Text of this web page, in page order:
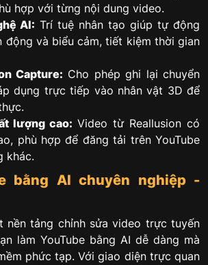
hợp với từng nội dung video.
AI: Trí tuệ nhân tạo giúp tự động
động và biểu cảm, tiết kiệm thời gian
Capture: Cho phép ghi lại chuyển
dụng trực tiếp vào nhân vật 3D để
lượng cao: Video từ Reallusion có
phù hợp để đăng tải trên YouTube
khác.
bằng AI chuyên nghiệp -
nền tảng chỉnh sửa video trực tuyến
làm YouTube bằng AI dễ dàng mà
phức tạp. Với giao diện trực quan